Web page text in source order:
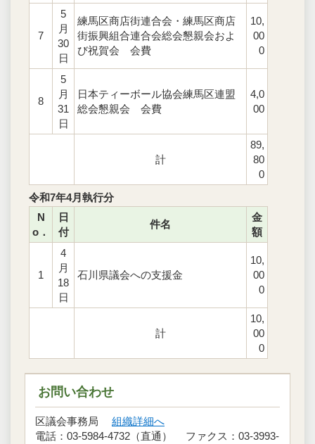
7
5
月
30
日
練馬区商店街連合会・練馬区商店
街振興組合連合会総会懇親会およ
び祝賀会 会費
10,
00
0
8
5
月
31
日
日本ティーボール協会練馬区連盟
総会懇親会 会費
4,0
00
計
89,
80
0
令和7年4月執行分
N
o．
日
付
件名
金
額
1
4
月
18
日
石川県議会への支援金
10,
00
0
計
10,
00
0
お問い合わせ
区議会事務局 組織詳細へ
電話：03-5984-4732（直通） ファクス：03-3993-